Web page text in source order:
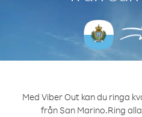
Med Viber Out kan du ringa
från San Marino.Ring